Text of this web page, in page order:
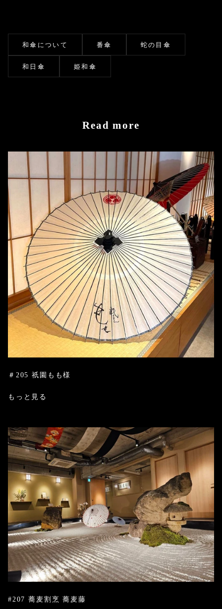
和傘について 番傘 蛇の目傘
和日傘 姫和傘
Read more
＃205 祇園もも様
もっと見る
#207 蕎麦割烹 蕎麦藤